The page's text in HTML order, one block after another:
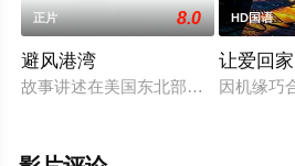
正片 8.0
避风港湾
故事讲述在美国东北部一个小镇的
HD国语
让爱回家
因机缘巧